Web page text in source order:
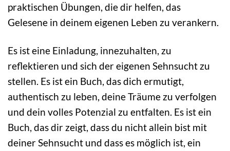
praktischen Übungen, die dir helfen, das
Gelesene in deinem eigenen Leben zu verankern.
Es ist eine Einladung, innezuhalten, zu
reflektieren und sich der eigenen Sehnsucht zu
stellen. Es ist ein Buch, das dich ermutigt,
authentisch zu leben, deine Träume zu verfolgen
und dein volles Potenzial zu entfalten. Es ist ein
Buch, das dir zeigt, dass du nicht allein bist mit
deiner Sehnsucht und dass es möglich ist, ein